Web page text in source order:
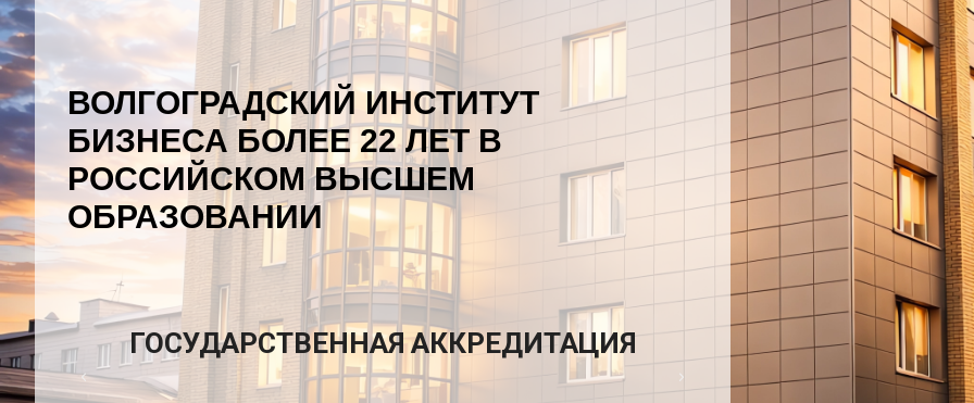
ВОЛГОГРАДСКИЙ ИНСТИТУТ
БИЗНЕСА БОЛЕЕ 22 ЛЕТ В
РОССИЙСКОМ ВЫСШЕМ
ОБРАЗОВАНИИ
ГОСУДАРСТВЕННАЯ АККРЕДИТАЦИЯ
ДИПЛОМ О